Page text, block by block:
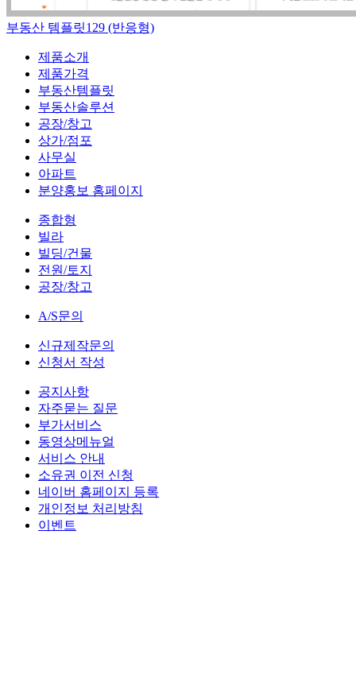
부동산 템플릿129 (반응형)
제품소개
제품가격
부동산템플릿
부동산솔루션
공장/창고
상가/점포
사무실
아파트
분양홍보 홈페이지
종합형
빌라
빌딩/건물
전원/토지
공장/창고
A/S문의
신규제작문의
신청서 작성
공지사항
자주묻는 질문
부가서비스
동영상메뉴얼
서비스 안내
소유권 이전 신청
네이버 홈페이지 등록
개인정보 처리방침
이벤트